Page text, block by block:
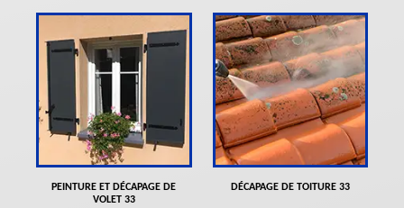
PEINTURE ET DÉCAPAGE DE
VOLET 33
DÉCAPAGE DE TOITURE 33